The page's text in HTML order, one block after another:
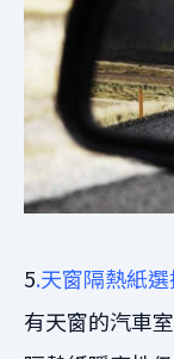
5.天窗隔熱紙
有天窗的汽車